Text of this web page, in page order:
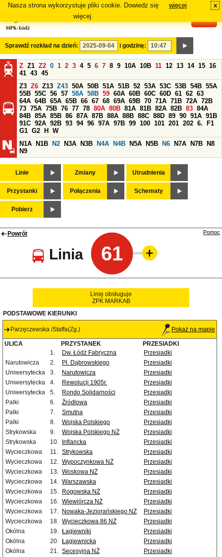
Nasza strona wykorzystuje pliki cookie. Dowiedz się
więcej.
więcej x
Sprawdź rozkład na dzień: i godzinę:
Z Z1 Z2 0 1 2 3 4 5 6 7 8 9 10A 10B 11 12 13 14 15 16
41 43 45
Z3 Z6 Z13 Z43 50A 50B 51A 51B 52 53A 53C 53B 54B 55A
55B 55C 56 57 58A 58B 59 60A 60B 60C 60D 61 62 63
64A 64B 65A 65B 66 67 68 69A 69B 70 71A 71B 72A 72B
73 75A 75B 76 77 78 80A 80B 81A 81B 82A 82B 83 84A
84B 85A 85B 86 87A 87B 88A 88B 88C 88D 89 90 91A 91B
91C 92A 92B 93 94 96 97A 97B 99 100 101 201 202 6.
F1
G1 G2 H
W
N1A
N1B N2 N3A N3B N4A N4B N5A N5B N6 N7A N7B
N8
N9
Linie Zmiany Utrudnienia
Przystanki Połączenia Schematy
Pobierz
Powrót
Linia 61
Pomoc
Linię obsługuje
ZPK MARKAB
PODSTAWOWE KIERUNKI
Parzęczewska /Staffa(Zg.) Pokaż na mapie
ULICA PRZYSTANEK
PRZESIADKI
1.
Dw. Łódź Fabryczna
Przesiadki
Narutowicza
2. Pl. Dąbrowskiego
Przesiadki
Uniwersytecka
3. Narutowicza
Przesiadki
Uniwersytecka
4. Rewolucji 1905r.
Przesiadki
Uniwersytecka
5. Rondo Solidarności
Przesiadki
Palki
6. Źródłowa
Przesiadki
Palki
7. Smutna
Przesiadki
Palki
8. Wojska Polskiego
Przesiadki
Strykowska
9. Wojska Polskiego NŻ
Przesiadki
Strykowska
10. Inflancka
Przesiadki
Wycieczkowa
11. Strykowska
Przesiadki
Wycieczkowa
12. Wypoczynkowa NŻ
Przesiadki
Wycieczkowa
13. Woskowa NŻ
Przesiadki
Wycieczkowa
14. Warszawska
Przesiadki
Wycieczkowa
15. Rogowska NŻ
Przesiadki
Wycieczkowa
16. Wiewiórcza NŻ
Przesiadki
Wycieczkowa
17. Nowaka-Jeziorańskiego NŻ
Przesiadki
Wycieczkowa
18. Wycieczkowa 86 NŻ
Przesiadki
Okólna
19. Łagiewniki
Przesiadki
Okólna
20. Łagiewnicka
Przesiadki
Okólna
21. Secesyjna NŻ
Przesiadki